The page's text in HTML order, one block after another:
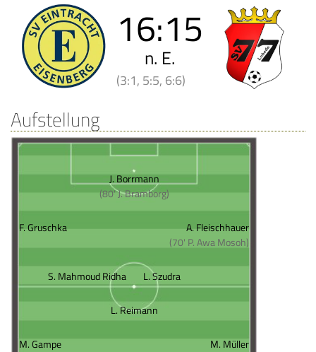
16:15
n. E.
(3:1, 5:5, 6:6)
Aufstellung
J. Borrmann
(80' J. Bramborg)
F. Gruschka
A. Fleischhauer
(70' P. Awa Mosoh)
S. Mahmoud Ridha L. Szudra
L. Reimann
M. Gampe M. Müller